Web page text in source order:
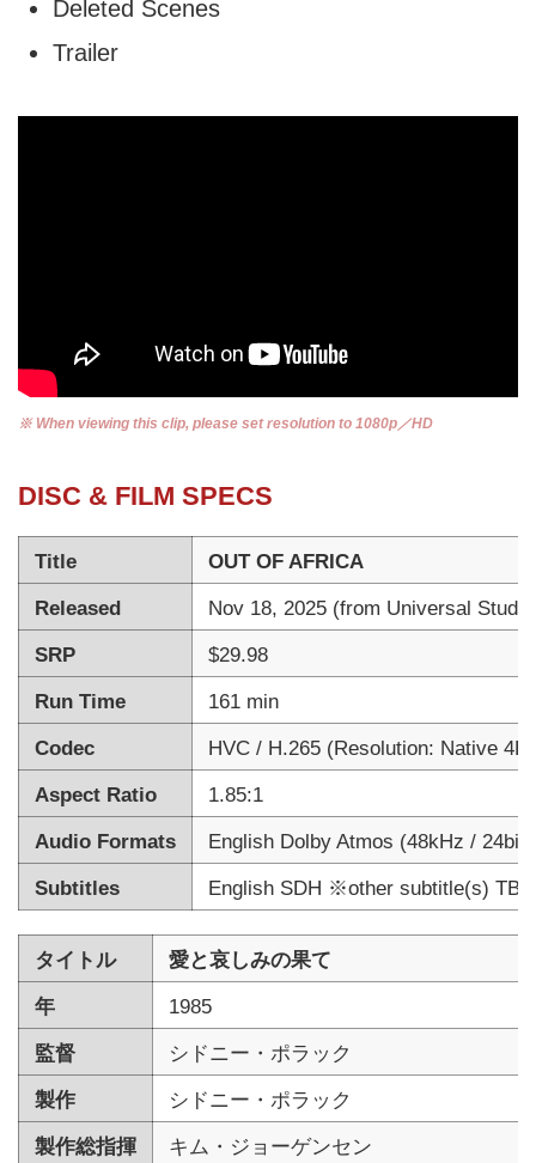
Deleted Scenes
Trailer
※ When viewing this clip, please set resolution to 1080p／HD
DISC & FILM SPECS
Title
OUT OF AFRICA
Released
Nov 18, 2025 (from Universal
SRP
$29.98
Run Time
161 min
Codec
HVC / H.265 (Resolution: Native 4K
Aspect Ratio
1.85:1
Audio Formats
English Dolby Atmos (48kHz /
Subtitles
English SDH ※other subtitle(s) TBA
タイトル
愛と哀しみの果て
年
1985
監督
シドニー・ポラック
製作
シドニー・ポラック
製作総指揮
キム・ジョーゲンセン